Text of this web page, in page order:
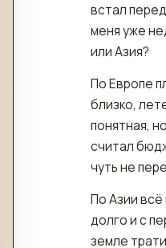
встал
меня уже
или Азия?
По Европе
близко,
понятная,
считал
чуть не
По Азии
долго и с
земле